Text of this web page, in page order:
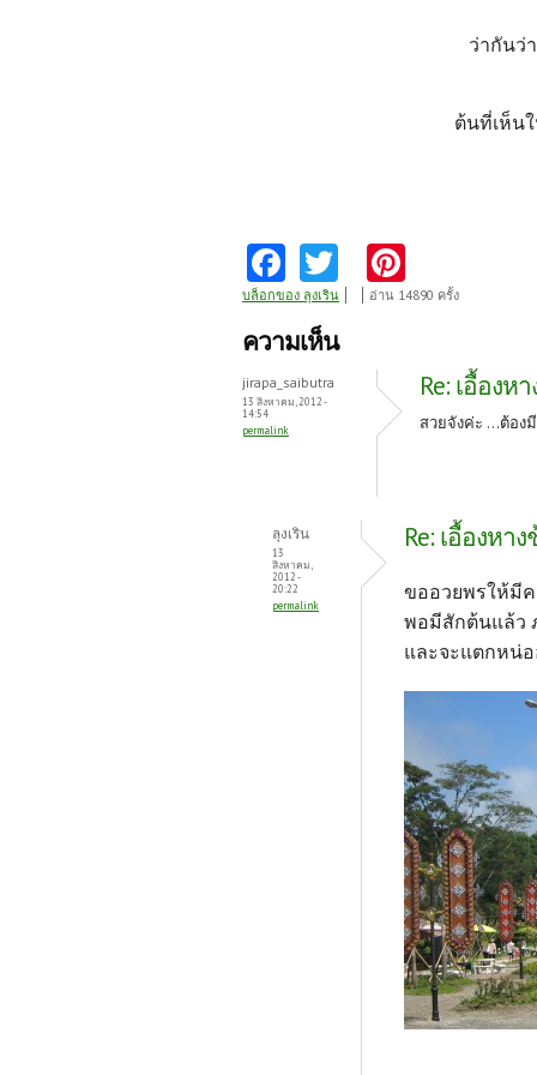
ว่ากันว่
ต้นที่เห็น
Fa
ce
b
o
o
k
w
itt
nt
es
บล็อกของ ลุงเริน อ่าน 14890 ครั้ง
ความเห็น
jirapa_saibutra
13 สิงหาคม, 2012 -
14:54
permalink
Re: เอื้องห
สวยจังค่ะ ...ต้อง
ลุงเริน
13
สิงหาคม,
2012 -
20:22
permalink
Re: เอื้องหาง
ขออวยพรให้มี
พอมีสักต้นแล้ว
และจะแตกหน่